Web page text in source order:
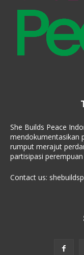
She Builds Peace
mendokumentasikan
rumput merajut
partisipasi
Contact us: